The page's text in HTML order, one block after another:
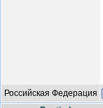
Российская Федерация